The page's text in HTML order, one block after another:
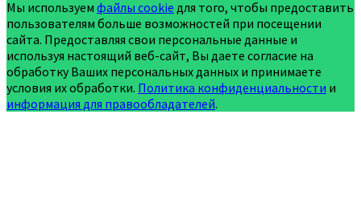
Мы используем файлы cookie для того, чтобы предоставить
пользователям больше возможностей при посещении
сайта. Предоставляя свои персональные данные и
используя настоящий веб-сайт, Вы даете согласие на
обработку Ваших персональных данных и принимаете
условия их обработки. Политика конфиденциальности и
информация для правообладателей.